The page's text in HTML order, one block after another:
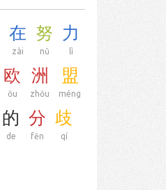
在
zài
努
nǔ
力
lì
欧
ōu
洲
zhōu
盟
méng
的
de
分
fēn
歧
qí